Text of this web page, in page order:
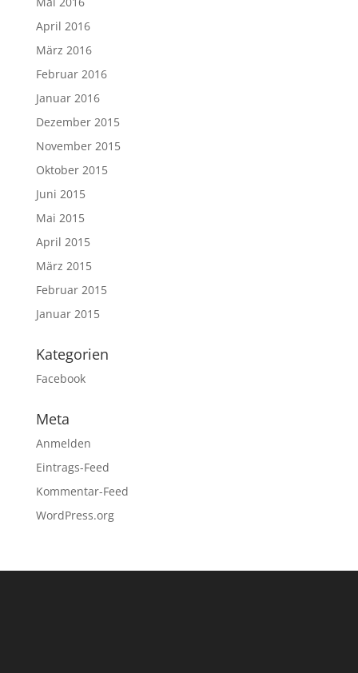
April 2016
März 2016
Februar 2016
Januar 2016
Dezember 2015
November 2015
Oktober 2015
Juni 2015
Mai 2015
April 2015
März 2015
Februar 2015
Januar 2015
Kategorien
Facebook
Meta
Anmelden
Eintrags-Feed
Kommentar-Feed
WordPress.org